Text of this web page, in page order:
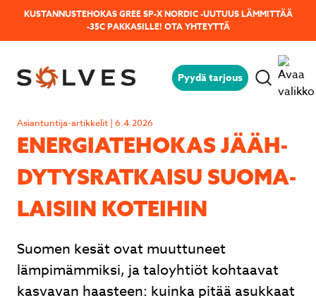
KUSTANNUSTEHOKAS GREE SP-X NORDIC -UUTUUS LÄMMITTÄÄ
-35C PAKKASILLE! OTA YHTEYTTÄ
Pyydä tarjous
Asiantuntija-artikkelit | 6.4.2026
ENER­GIA­TE­HO­KAS JÄÄH­
DY­TYS­RAT­KAI­SU SUO­MA­
LAI­SIIN KOTEIHIN
Suomen kesät ovat muuttuneet
lämpimämmiksi, ja taloyhtiöt kohtaavat
kasvavan haasteen: kuinka pitää asukkaat
Jäikö sinulla kysyttävää?
Lähetä kysymyksesi helposti tämän
lomakkeen avulla niin vastaamme sinulle
mahdollisimman pian!